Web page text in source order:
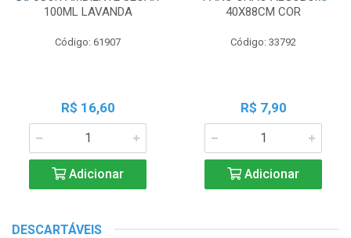
100ML LAVANDA
Código: 61907
R$ 16,60
Adicionar
40X88CM COR
Código: 33792
R$ 7,90
Adicionar
DESCARTÁVEIS